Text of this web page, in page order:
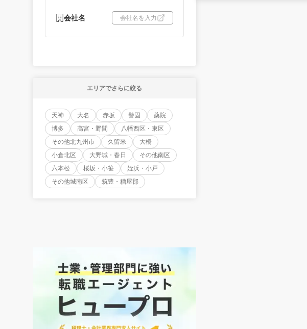
会社名 会社名を入力
エリアでさらに絞る
天神 大名 赤坂 警固
薬院
博多
高宮・野間
八幡西区・東区
その他北九州市
久留米
大橋
小倉北区
大野城・春日
その他南区
六本松
桜坂・小笹
姪浜・小戸
その他城南区
筑豊・糟屋郡